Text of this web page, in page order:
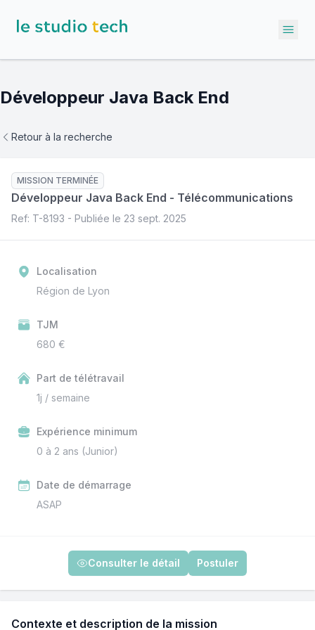
Développeur Java Back End
Retour à la recherche
Développeur Java Back End - Télécommunications
MISSION TERMINÉE
Ref: T-8193 - Publiée le 23 sept. 2025
Localisation
Région de Lyon
TJM
680 €
Part de télétravail
1j / semaine
Expérience minimum
0 à 2 ans (Junior)
Date de démarrage
ASAP
Consulter le détail Postuler
Contexte et description de la mission